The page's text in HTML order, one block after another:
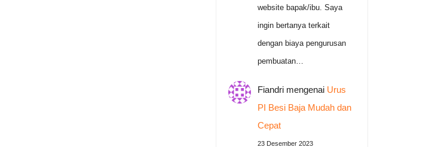
website bapak/ibu. Saya
ingin bertanya terkait
dengan biaya pengurusan
pembuatan…
Fiandrimengenai Urus
PI Besi Baja Mudah dan
Cepat
23 Desember 2023